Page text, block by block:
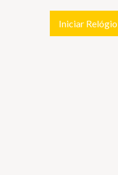
Iniciar Relógio